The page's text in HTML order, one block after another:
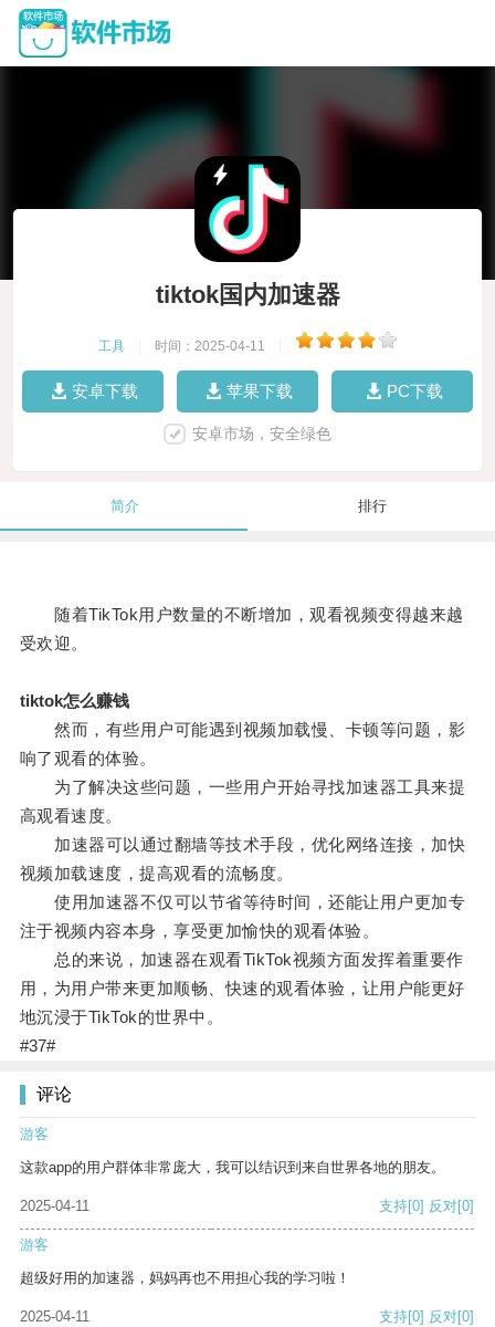
tiktok国内加速器
工具 时间：2025-04-11
安卓下载 苹果下载 PC下载
安卓市场，安全绿色
简介 排行
随着TikTok用户数量的不断增加，观看视频变得越来越
受欢迎。
tiktok怎么赚钱
然而，有些用户可能遇到视频加载慢、卡顿等问题，影
响了观看的体验。
为了解决这些问题，一些用户开始寻找加速器工具来提
高观看速度。
加速器可以通过翻墙等技术手段，优化网络连接，加快
视频加载速度，提高观看的流畅度。
使用加速器不仅可以节省等待时间，还能让用户更加专
注于视频内容本身，享受更加愉快的观看体验。
总的来说，加速器在观看TikTok视频方面发挥着重要作
用，为用户带来更加顺畅、快速的观看体验，让用户能更好
地沉浸于TikTok的世界中。
#37#
评论
游客
这款app的用户群体非常庞大，我可以结识到来自世界各地的朋友。
2025-04-11 支持[0] 反对[0]
游客
超级好用的加速器，妈妈再也不用担心我的学习啦！
2025-04-11 支持[0] 反对[0]